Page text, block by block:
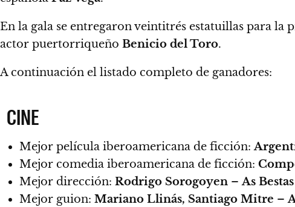
En la gala se entregaron veintitrés estatuillas para la
actor puertorriqueño Benicio del Toro.
A continuación el listado completo de ganadores:
CINE
Mejor película iberoamericana de ficción:
Mejor comedia iberoamericana de ficción:
Mejor dirección: Rodrigo Sorogoyen –As Bestas
Mejor guion: Mariano Llinás, Santiago Mitre –